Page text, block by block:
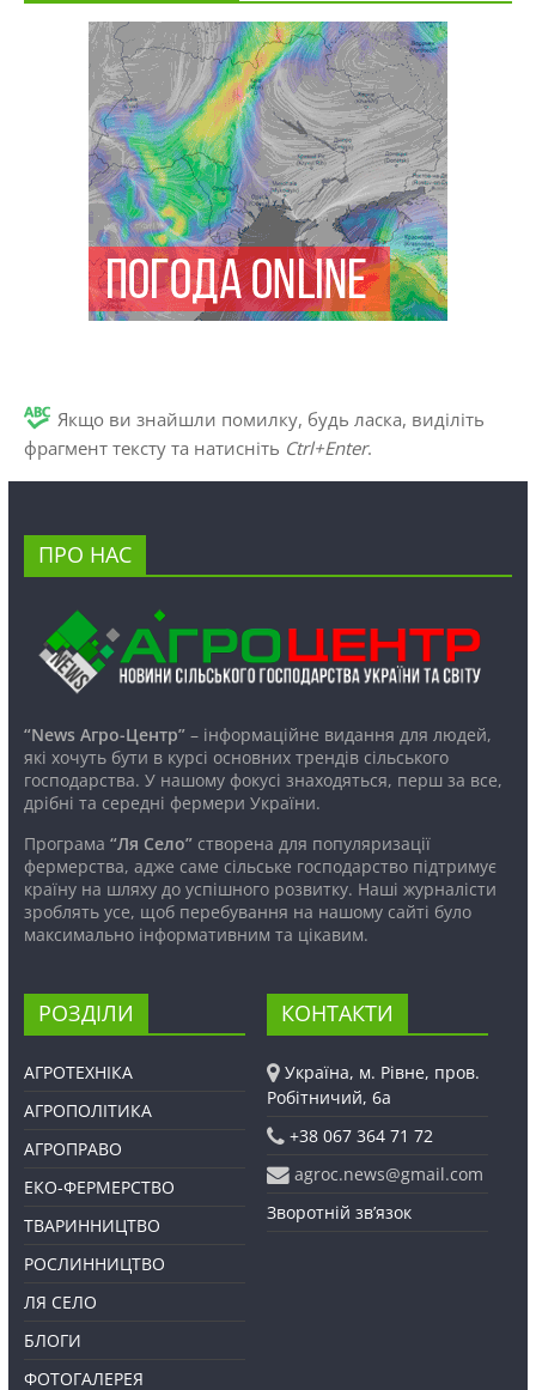
Якщо ви знайшли помилку, будь ласка, виділіть
фрагмент тексту та натисніть Ctrl+Enter.
ПРО НАС
“News Агро-Центр”– інформаційне видання для людей,
які хочуть бути в курсі основних трендів сільського
господарства. У нашому фокусі знаходяться, перш за все,
дрібні та середні фермери України.
Програма “Ля Село”створена для популяризації
фермерства, адже саме сільське господарство підтримує
країну на шляху до успішного розвитку. Наші журналісти
зроблять усе, щоб перебування на нашому сайті було
максимально інформативним та цікавим.
РОЗДІЛИ
АГРОТЕХНІКА
АГРОПОЛІТИКА
АГРОПРАВО
ЕКО-ФЕРМЕРСТВО
ТВАРИННИЦТВО
РОСЛИННИЦТВО
ЛЯ СЕЛО
БЛОГИ
ФОТОГАЛЕРЕЯ
КОНТАКТИ
Україна, м. Рівне, пров.
Робітничий, 6а
+38 067 364 71 72
agroc.news@gmail.com
Зворотній зв’язок